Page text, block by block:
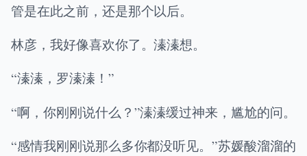
管是在此之前，还是那个以后。
林彦，我好像喜欢你了。溱溱想。
“溱溱，罗溱溱！”
“啊，你刚刚说什么？”溱溱缓过神来，尴尬的问。
“感情我刚刚说那么多你都没听见。”苏媛酸溜溜的